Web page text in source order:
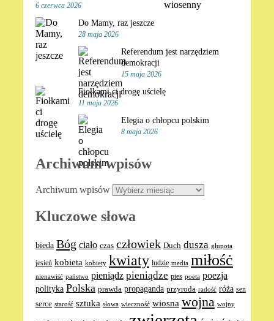
6 czerwca 2026
Do Mamy, raz jeszcze
28 maja 2026
Referendum jest narzędziem
demokracji
15 maja 2026
Fiołkami ci drogę uścielę
11 maja 2026
Elegia o chłopcu polskim
8 maja 2026
Archiwum wpisów
Archiwum wpisów
Kluczowe słowa
bieda Bóg ciało czas człowiek Duch dusza głupota
jesień kobieta kobiety kwiaty ludzie media miłośċ
nienawiść państwo pieniądz pieniądze pies poeta poezja
polityka Polska prawda propaganda przyroda radość róża sen
serce starość sztuka słowa wieczność wiosna wojna wojny